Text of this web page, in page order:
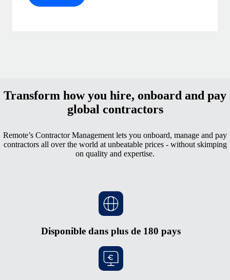
Transform how you hire, onboard and pay
global contractors
Remote’s Contractor Management lets you onboard, manage and pay
contractors all over the world at unbeatable prices - without skimping
on quality and expertise.
Disponible dans plus de 180 pays